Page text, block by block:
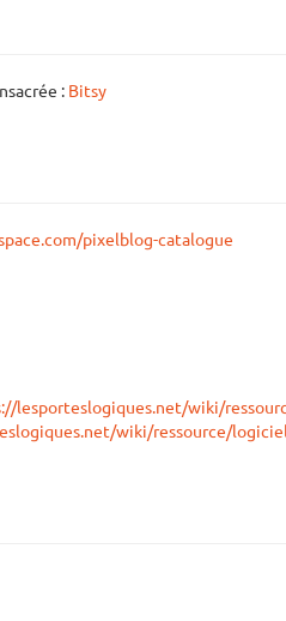
: Bitsy
pixelblog-catalogue
lesporteslogiques.net/wiki/
wiki/ressource/